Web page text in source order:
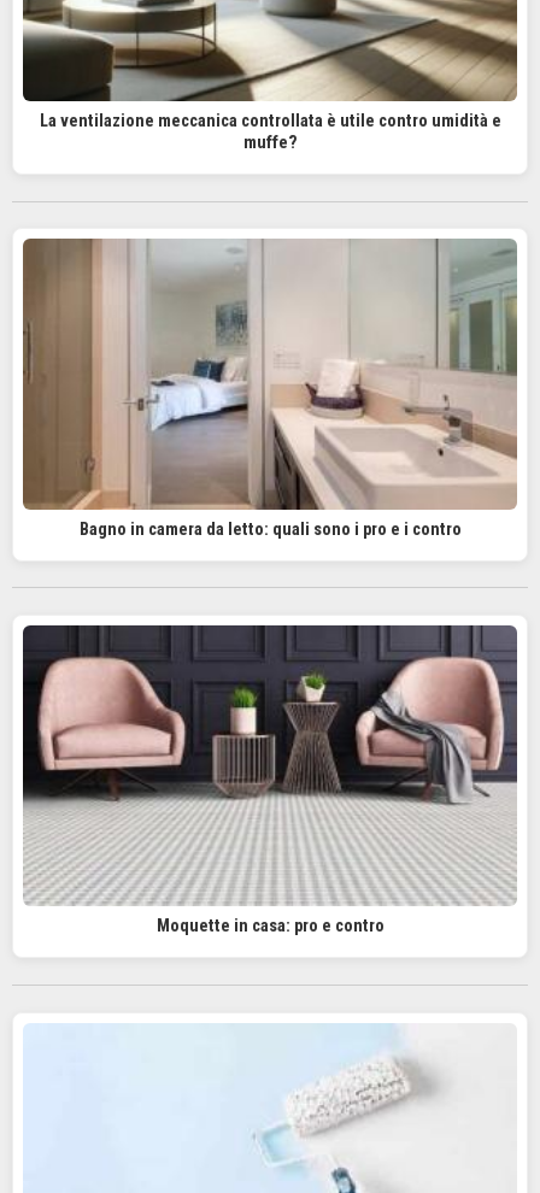
La ventilazione meccanica controllata è utile contro umidità e
muffe?
Bagno in camera da letto: quali sono i pro e i contro
Moquette in casa: pro e contro